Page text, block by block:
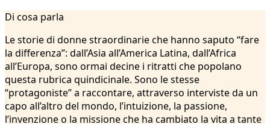
2
3
4
5
6
7
9
Di cosa parla
Le storie di donne straordinarie che hanno saputo “fare
la differenza”: dall’Asia all’America Latina, dall’Africa
all’Europa, sono ormai decine i ritratti che popolano
questa rubrica quindicinale. Sono le stesse
“protagoniste” a raccontare, attraverso interviste da un
capo all’altro del mondo, l’intuizione, la passione,
l’invenzione o la missione che ha cambiato la vita a tante